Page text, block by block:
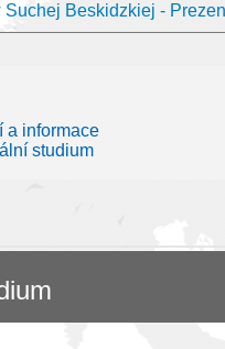
Beskidzkiej -
a informace
studium